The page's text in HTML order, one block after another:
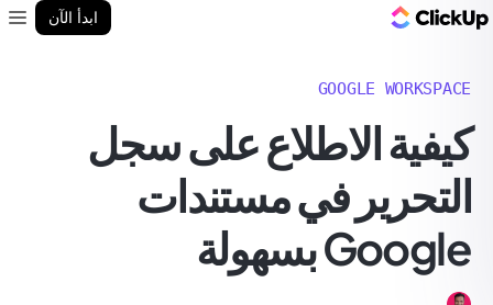
ابدأ الآن
GOOGLE WORKSPACE
كيفية الاطلاع على سجل
التحرير في مستندات
Google بسهولة